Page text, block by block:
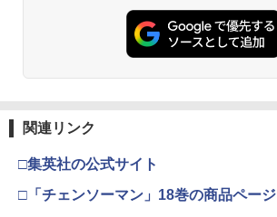
関連リンク
□集英社の公式サイト
□「チェンソーマン」18巻の商品ページ